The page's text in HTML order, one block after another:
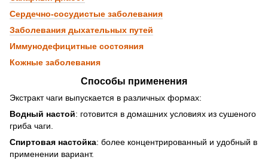
Сердечно-сосудистые заболевания
Заболевания дыхательных путей
Иммунодефицитные состояния
Кожные заболевания
Способы применения
Экстракт чаги выпускается в различных формах:
Водный настой: готовится в домашних условиях из сушеного
гриба чаги.
Спиртовая настойка: более концентрированный и удобный в
применении вариант.